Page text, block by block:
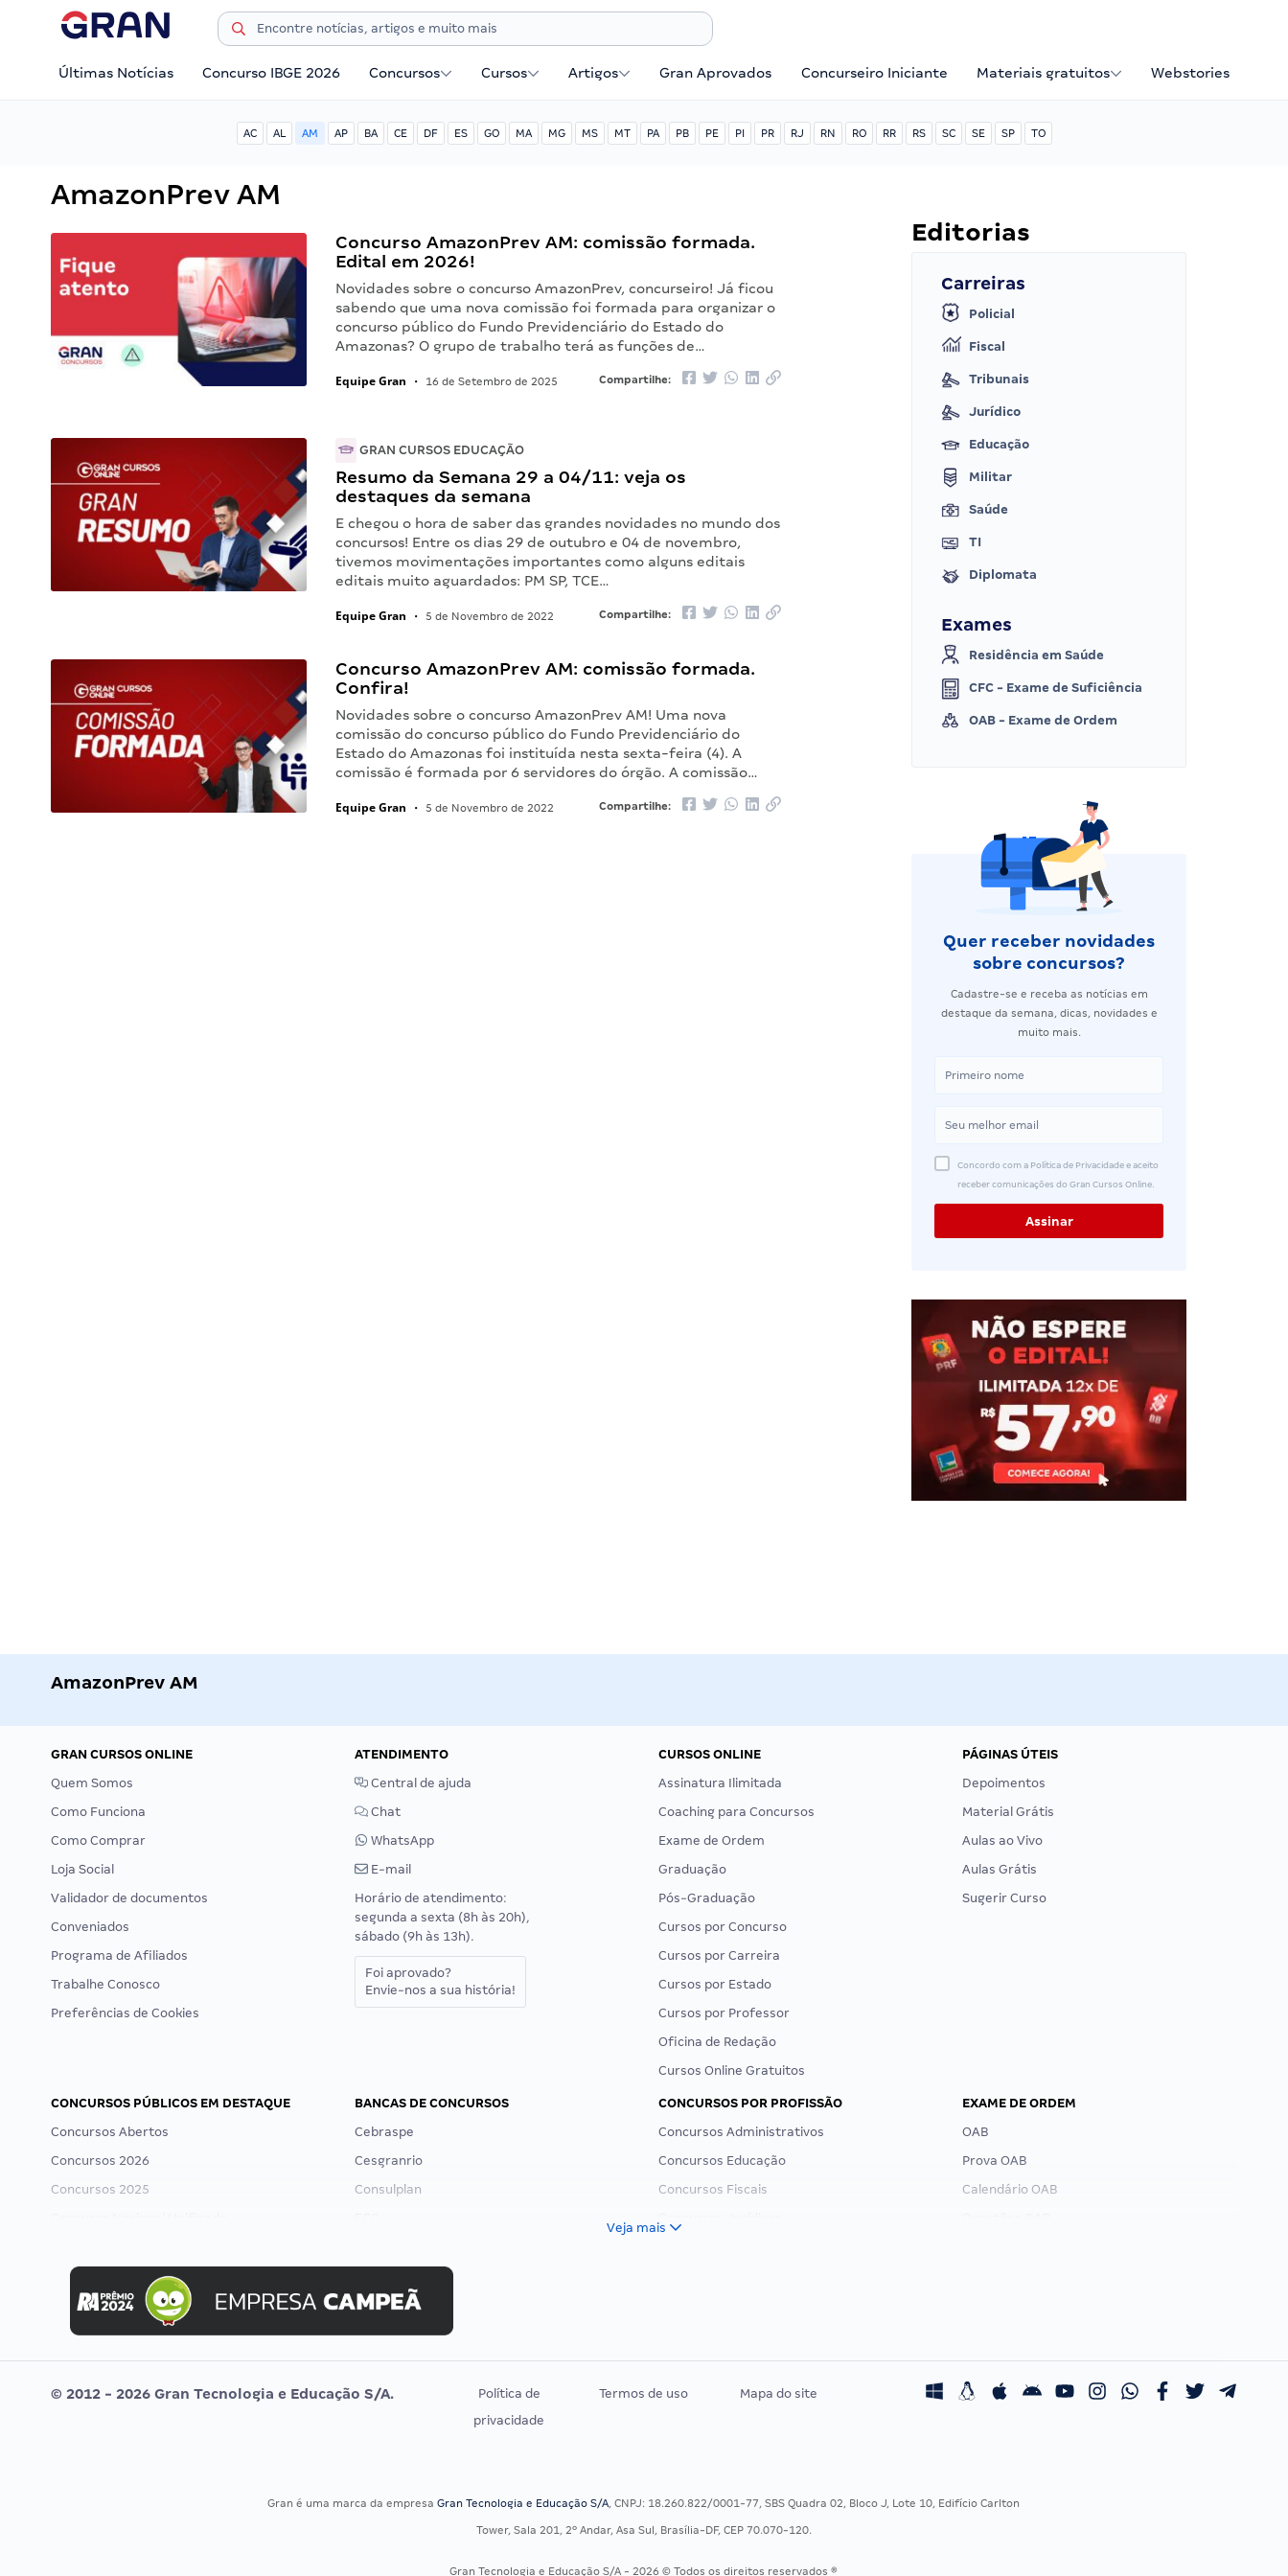
Últimas Notícias Concurso IBGE 2026 Concursos Cursos Artigos Gran Aprovados Concurseiro Iniciante Materiais gratuitos Webstories
AC AL AM AP BA CE DF ES GO MA MG MS MT PA PB PE PI PR RJ RN RO RR RS SC SE SP TO
AmazonPrev AM
Concurso AmazonPrev AM: comissão formada.
Edital em 2026!
Novidades sobre o concurso AmazonPrev, concurseiro! Já ficou
sabendo que uma nova comissão foi formada para organizar o
concurso público do Fundo Previdenciário do Estado do
Amazonas? O grupo de trabalho terá as funções de…
Equipe Gran • 16 de Setembro de 2025 Compartilhe:
GRAN CURSOS EDUCAÇÃO
Resumo da Semana 29 a 04/11: veja os
destaques da semana
E chegou o hora de saber das grandes novidades no mundo dos
concursos! Entre os dias 29 de outubro e 04 de novembro,
tivemos movimentações importantes como alguns editais
editais muito aguardados: PM SP, TCE…
Equipe Gran • 5 de Novembro de 2022 Compartilhe:
Concurso AmazonPrev AM: comissão formada.
Confira!
Novidades sobre o concurso AmazonPrev AM! Uma nova
comissão do concurso público do Fundo Previdenciário do
Estado do Amazonas foi instituída nesta sexta-feira (4). A
comissão é formada por 6 servidores do órgão. A comissão…
Equipe Gran • 5 de Novembro de 2022 Compartilhe:
Editorias
Carreiras
Policial
Fiscal
Tribunais
Jurídico
Educação
Militar
Saúde
TI
Diplomata
Exames
Residência em Saúde
CFC - Exame de Suficiência
OAB - Exame de Ordem
Quer receber novidades
sobre concursos?
Cadastre-se e receba as notícias em
destaque da semana, dicas, novidades e
muito mais.
Concordo com a Política de Privacidade e aceito
receber comunicações do Gran Cursos Online.
AmazonPrev AM
GRAN CURSOS ONLINE
Quem Somos
Como Funciona
Como Comprar
Loja Social
Validador de documentos
Conveniados
Programa de Afiliados
Trabalhe Conosco
Preferências de Cookies
ATENDIMENTO
Central de ajuda
Chat
WhatsApp
E-mail
Horário de atendimento:
segunda a sexta (8h às 20h),
sábado (9h às 13h).
Foi aprovado?
Envie-nos a sua história!
CURSOS ONLINE
Assinatura Ilimitada
Coaching para Concursos
Exame de Ordem
Graduação
Pós-Graduação
Cursos por Concurso
Cursos por Carreira
Cursos por Estado
Cursos por Professor
Oficina de Redação
Cursos Online Gratuitos
PÁGINAS ÚTEIS
Depoimentos
Material Grátis
Aulas ao Vivo
Aulas Grátis
Sugerir Curso
CONCURSOS PÚBLICOS EM DESTAQUE
Concursos Abertos
Concursos 2026
Concursos 2025
Concurso MPU
Editais publicados
BANCAS DE CONCURSOS
Cebraspe
Cesgranrio
Consulplan
Selecon
Uniase
Vunesp
CONCURSOS POR PROFISSÃO
Concursos Administrativos
Concursos Educação
Concursos Fiscais
Residência Multiprofissional
EXAME DE ORDEM
OAB
Prova OAB
Calendário OAB
Veja mais
© 2012 - 2026 Gran Tecnologia e Educação S/A.
Política de
privacidade
Termos de uso Mapa do site
Gran é uma marca da empresaGran Tecnologia e Educação S/A, CNPJ: 18.260.822/0001-77, SBS Quadra 02, Bloco J, Lote 10, Edifício Carlton
Tower, Sala 201, 2º Andar, Asa Sul, Brasília-DF, CEP 70.070-120.
Gran Tecnologia e Educação S/A - 2026 © Todos os direitos reservados ®